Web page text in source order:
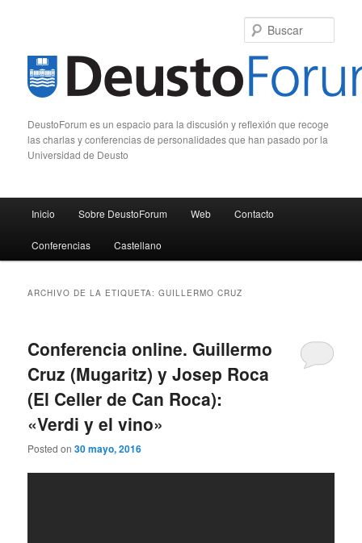
DeustoForum es un espacio para la discusión y reflexión que recoge
las charlas y conferencias de personalidades que han pasado por la
Universidad de Deusto
Ir al contenido principal
Ir al contenido secundario
Inicio Sobre DeustoForum Web Contacto
Conferencias Castellano
ARCHIVO DE LA ETIQUETA:GUILLERMO CRUZ
Conferencia online. Guillermo
Cruz (Mugaritz) y Josep Roca
(El Celler de Can Roca):
«Verdi y el vino»
Posted on30 mayo, 2016